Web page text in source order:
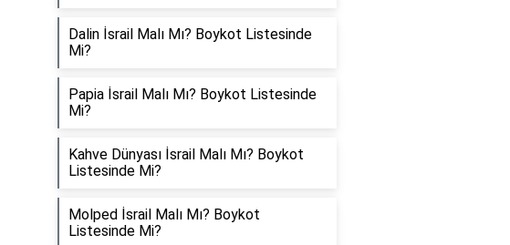
Dalin İsrail Malı Mı? Boykot Listesinde
Mi?
Papia İsrail Malı Mı? Boykot Listesinde
Mi?
Kahve Dünyası İsrail Malı Mı? Boykot
Listesinde Mi?
Molped İsrail Malı Mı? Boykot
Listesinde Mi?